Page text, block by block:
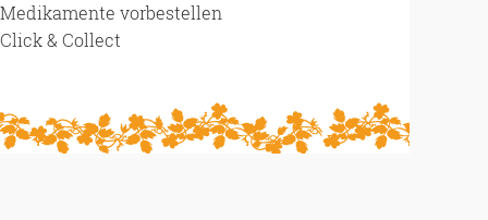
vorbestellen
& Collect